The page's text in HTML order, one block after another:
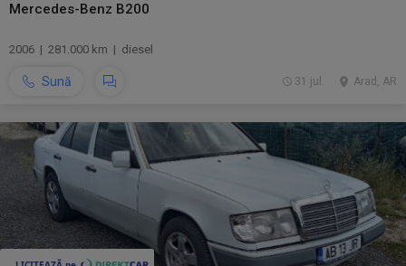
Mercedes-Benz B200
2006 | 281.000 km | diesel
Sună Arad, AR
31 jul.